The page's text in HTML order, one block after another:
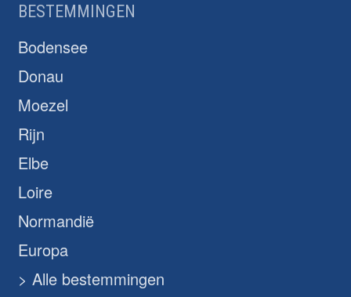
BESTEMMINGEN
Bodensee
Donau
Moezel
Rijn
Elbe
Loire
Normandië
Europa
> Alle bestemmingen